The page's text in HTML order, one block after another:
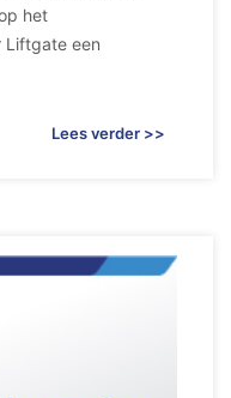
het
Liftgate een
Lees verder >>